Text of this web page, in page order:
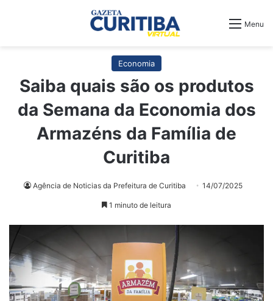
Menu
Economia
Saiba quais são os produtos
da Semana da Economia dos
Armazéns da Família de
Curitiba
Agência de Noticias da Prefeitura de Curitiba 14/07/2025
1 minuto de leitura